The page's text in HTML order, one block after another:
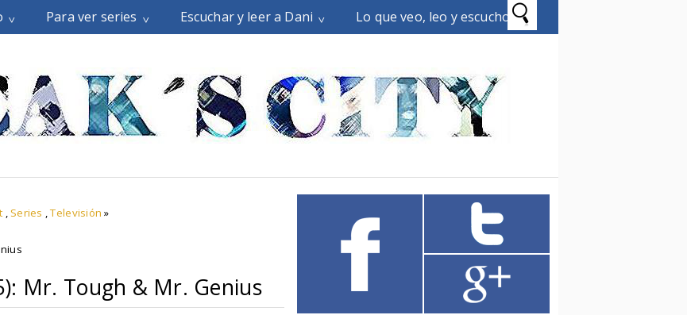
Para ver series Escuchar y leer a Dani Lo que veo, leo y escucho
, Series ,Televisión »
Mr. Tough & Mr. Genius